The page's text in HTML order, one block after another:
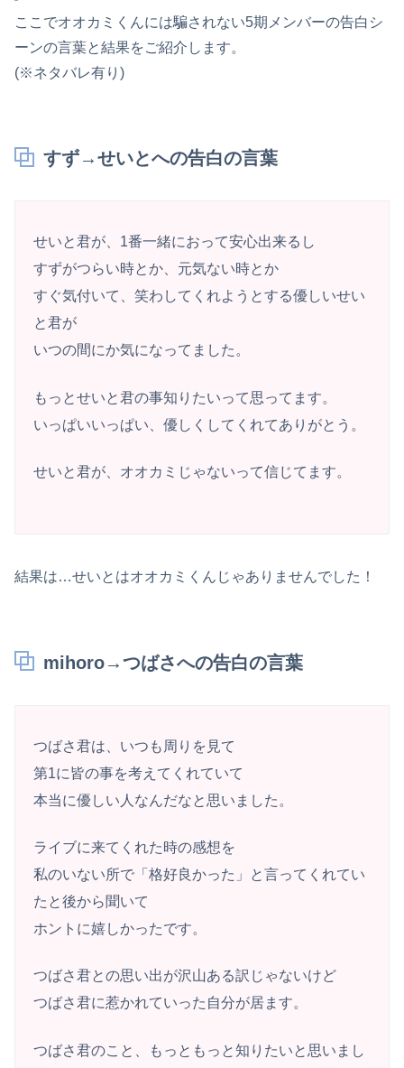
ここでオオカミくんには騙されない5期メンバーの告白シ
ーンの言葉と結果をご紹介します。
(※ネタバレ有り)
すず→せいとへの告白の言葉
せいと君が、1番一緒におって安心出来るし
すずがつらい時とか、元気ない時とか
すぐ気付いて、笑わしてくれようとする優しいせい
と君が
いつの間にか気になってました。
もっとせいと君の事知りたいって思ってます。
いっぱいいっぱい、優しくしてくれてありがとう。
せいと君が、オオカミじゃないって信じてます。
結果は…せいとはオオカミくんじゃありませんでした！
mihoro→つばさへの告白の言葉
つばさ君は、いつも周りを見て
第1に皆の事を考えてくれていて
本当に優しい人なんだなと思いました。
ライブに来てくれた時の感想を
私のいない所で「格好良かった」と言ってくれてい
たと後から聞いて
ホントに嬉しかったです。
つばさ君との思い出が沢山ある訳じゃないけど
つばさ君に惹かれていった自分が居ます。
つばさ君のこと、もっともっと知りたいと思いまし